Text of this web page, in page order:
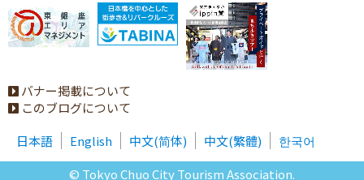
バナー掲載について
このブログについて
日本語
English 中文(简体) 中文(繁體)
한국어
© Tokyo Chuo City Tourism Association.